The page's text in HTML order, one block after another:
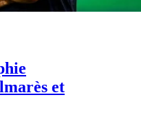
et